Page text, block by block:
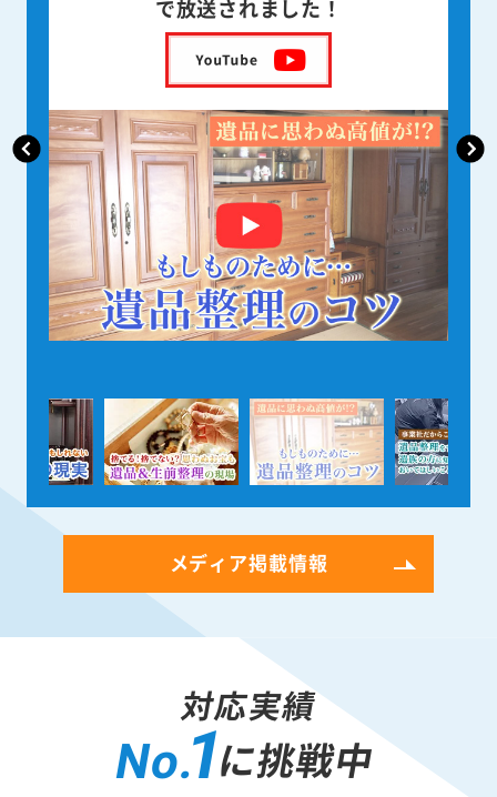
を出版しました！
メディア掲載情報
対応実績
No.1に挑戦中